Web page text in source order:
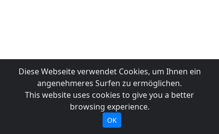
Diese Webseite verwendet Cookies, um Ihnen ein
angenehmeres Surfen zu ermöglichen.
This website uses cookies to give you a better
browsing experience.
OK